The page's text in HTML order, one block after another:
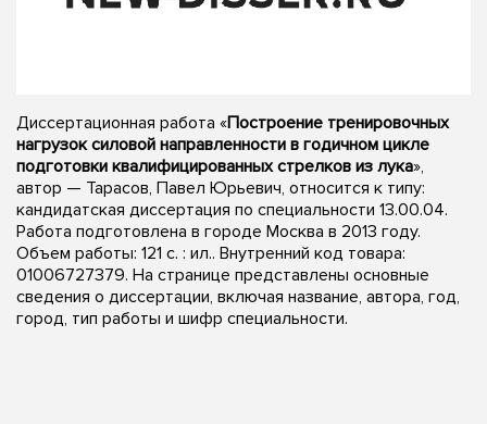
Диссертационная работа «Построение тренировочных
нагрузок силовой направленности в годичном цикле
подготовки квалифицированных стрелков из лука»,
автор — Тарасов, Павел Юрьевич, относится к типу:
кандидатская диссертация по специальности 13.00.04.
Работа подготовлена в городе Москва в 2013 году.
Объем работы: 121 с. : ил.. Внутренний код товара:
01006727379. На странице представлены основные
сведения о диссертации, включая название, автора, год,
город, тип работы и шифр специальности.